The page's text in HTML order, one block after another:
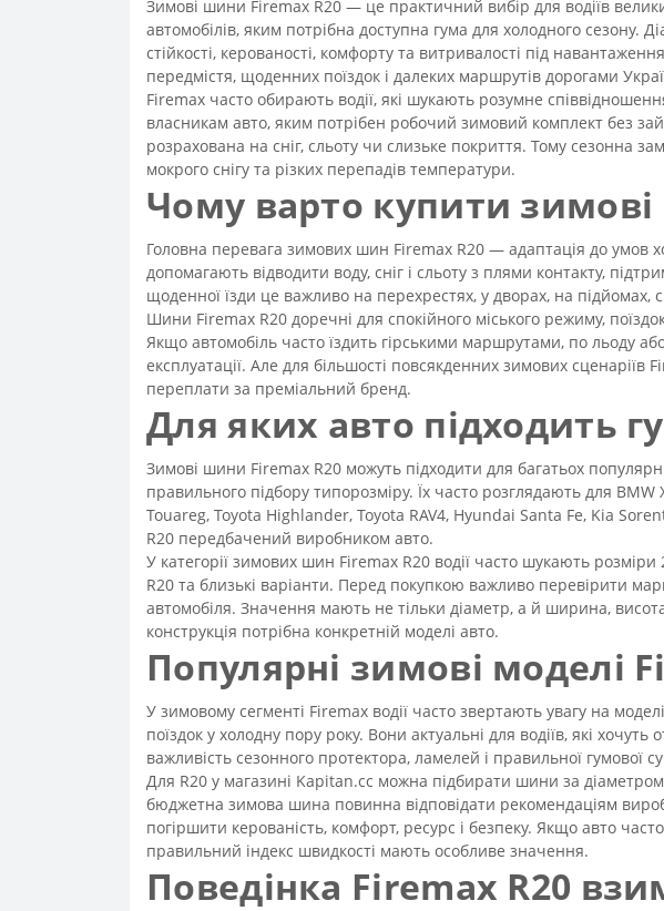
Зимові шини Firemax R20 — це практичний вибір для водіїв
автомобілів, яким потрібна доступна гума для холодного
стійкості, керованості, комфорту та витривалості під
передмістя, щоденних поїздок і далеких маршрутів дорогами
Firemax часто обирають водії, які шукають розумне
власникам авто, яким потрібен робочий зимовий комплект без
розрахована на сніг, сльоту чи слизьке покриття. Тому сезонна
мокрого снігу та різких перепадів температури.
Чому варто купити
Головна перевага зимових шин Firemax R20 — адаптація до умов
допомагають відводити воду, сніг і сльоту з плями контакту,
щоденної їзди це важливо на перехрестях, у дворах, на підйомах,
Шини Firemax R20 доречні для спокійного міського режиму,
Якщо автомобіль часто їздить гірськими маршрутами, по льоду
експлуатації. Але для більшості повсякденних зимових
переплати за преміальний бренд.
Для яких авто підходить
Зимові шини Firemax R20 можуть підходити для багатьох
правильного підбору типорозміру. Їх часто розглядають для
Touareg, Toyota Highlander, Toyota RAV4, Hyundai Santa Fe, Kia
R20 передбачений виробником авто.
У категорії зимових шин Firemax R20 водії часто шукають
R20 та близькі варіанти. Перед покупкою важливо перевірити
автомобіля. Значення мають не тільки діаметр, а й ширина,
конструкція потрібна конкретній моделі авто.
Популярні зимові моделі
У зимовому сегменті Firemax водії часто звертають увагу на
поїздок у холодну пору року. Вони актуальні для водіїв, які
важливість сезонного протектора, ламелей і правильної гумової
Для R20 у магазині Kapitan.cc можна підбирати шини за
бюджетна зимова шина повинна відповідати рекомендаціям
погіршити керованість, комфорт, ресурс і безпеку. Якщо авто
правильний індекс швидкості мають особливе значення.
Поведінка Firemax R20